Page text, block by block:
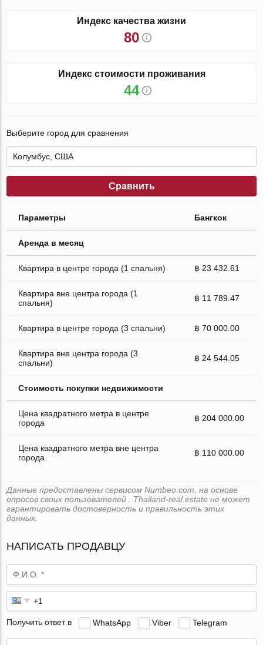
Индекс качества жизни
80
Индекс стоимости проживания
44
Выберите город для сравнения
Сравнить
Параметры Бангкок
Аренда в месяц
Квартира в центре города (1 спальня) ฿ 23 432.61
Квартира вне центра города (1
спальня)
฿ 11 789.47
Квартира в центре города (3 спальни) ฿ 70 000.00
Квартира вне центра города (3
спальни)
฿ 24 544.05
Стоимость покупки недвижимости
Цена квадратного метра в центре
города
฿ 204 000.00
Цена квадратного метра вне центра
города
฿ 110 000.00
Данные предоставлены сервисом Numbeo.com, на основе
опросов своих пользователей . Thailand-real.estate не может
гарантировать достоверность и правильность этих
данных.
НАПИСАТЬ ПРОДАВЦУ
Получить ответ в WhatsApp Viber Telegram